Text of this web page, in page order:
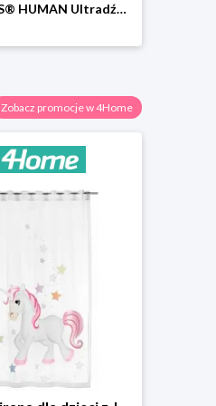
TICKLESS® HUMAN Ultradźwiękowy odstraszacz na kleszcze i pchły dla ludzi, pomarańczowy Tickless
Zobacz promocje w 4Home